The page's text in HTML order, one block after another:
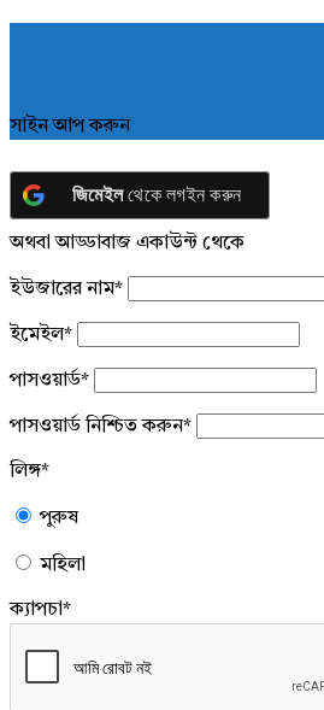
সাইন আপ করুন
জিমেইলথেকে লগইন করুন
অথবা আড্ডাবাজ একাউন্ট থেকে
ইউজারের নাম*
ইমেইল*
পাসওয়ার্ড*
পাসওয়ার্ড নিশ্চিত করুন*
লিঙ্গ*
পুরুষ
মহিলা
ক্যাপচা*